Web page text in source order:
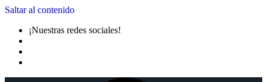
Saltar al contenido
¡Nuestras redes sociales!